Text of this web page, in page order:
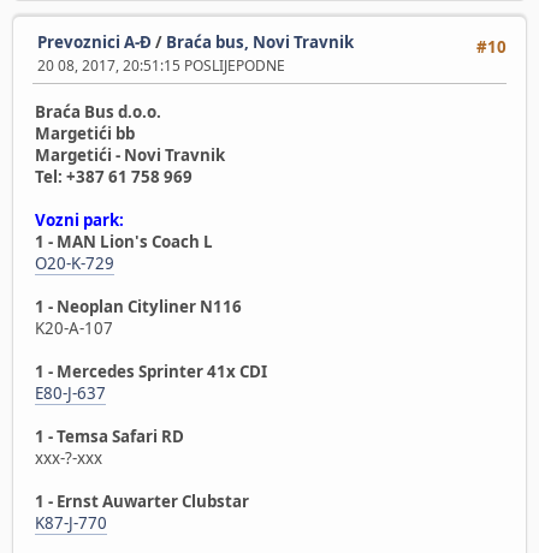
#10
Prevoznici A-Đ / Braća bus, Novi Travnik
20 08, 2017, 20:51:15 POSLIJEPODNE
Braća Bus d.o.o.
Margetići bb
Margetići - Novi Travnik
Tel: +387 61 758 969
Vozni park:
1 - MAN Lion's Coach L
O20-K-729
1 - Neoplan Cityliner N116
K20-A-107
1 - Mercedes Sprinter 41x CDI
E80-J-637
1 - Temsa Safari RD
xxx-?-xxx
1 - Ernst Auwarter Clubstar
K87-J-770